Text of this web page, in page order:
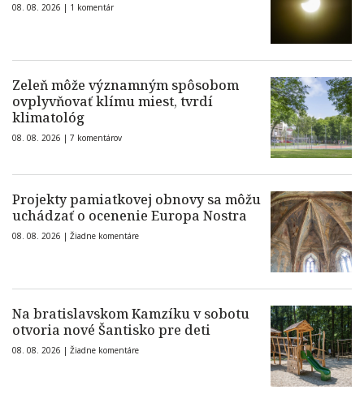
08. 08. 2026 | 1 komentár
Zeleň môže významným spôsobom
ovplyvňovať klímu miest, tvrdí
klimatológ
08. 08. 2026 | 7 komentárov
Projekty pamiatkovej obnovy sa môžu
uchádzať o ocenenie Europa Nostra
08. 08. 2026 | Žiadne komentáre
Na bratislavskom Kamzíku v sobotu
otvoria nové Šantisko pre deti
08. 08. 2026 | Žiadne komentáre